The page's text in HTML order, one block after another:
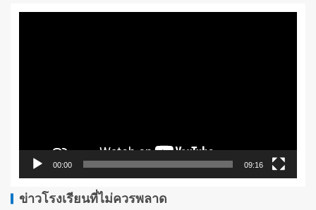
00:00 09:16
ข่าวโรงเรียนที่ไม่ควรพลาด